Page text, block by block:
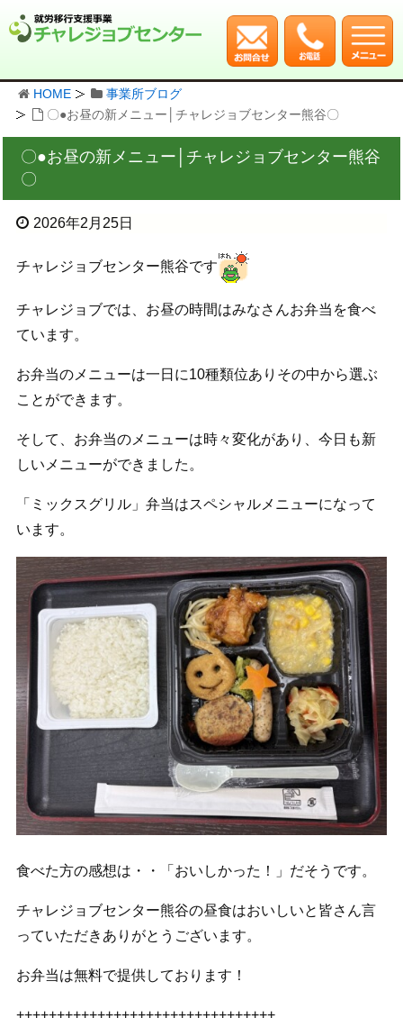
HOME
事業所ブログ
〇●お昼の新メニュー│チャレジョブセンター熊谷〇
〇●お昼の新メニュー│チャレジョブセンター熊谷
〇
2026年2月25日
チャレジョブセンター熊谷です
チャレジョブでは、お昼の時間はみなさんお弁当を食べ
ています。
お弁当のメニューは一日に10種類位ありその中から選ぶ
ことができます。
そして、お弁当のメニューは時々変化があり、今日も新
しいメニューができました。
「ミックスグリル」弁当はスペシャルメニューになって
います。
食べた方の感想は・・「おいしかった！」だそうです。
チャレジョブセンター熊谷の昼食はおいしいと皆さん言
っていただきありがとうございます。
お弁当は無料で提供しております！
++++++++++++++++++++++++++++++++